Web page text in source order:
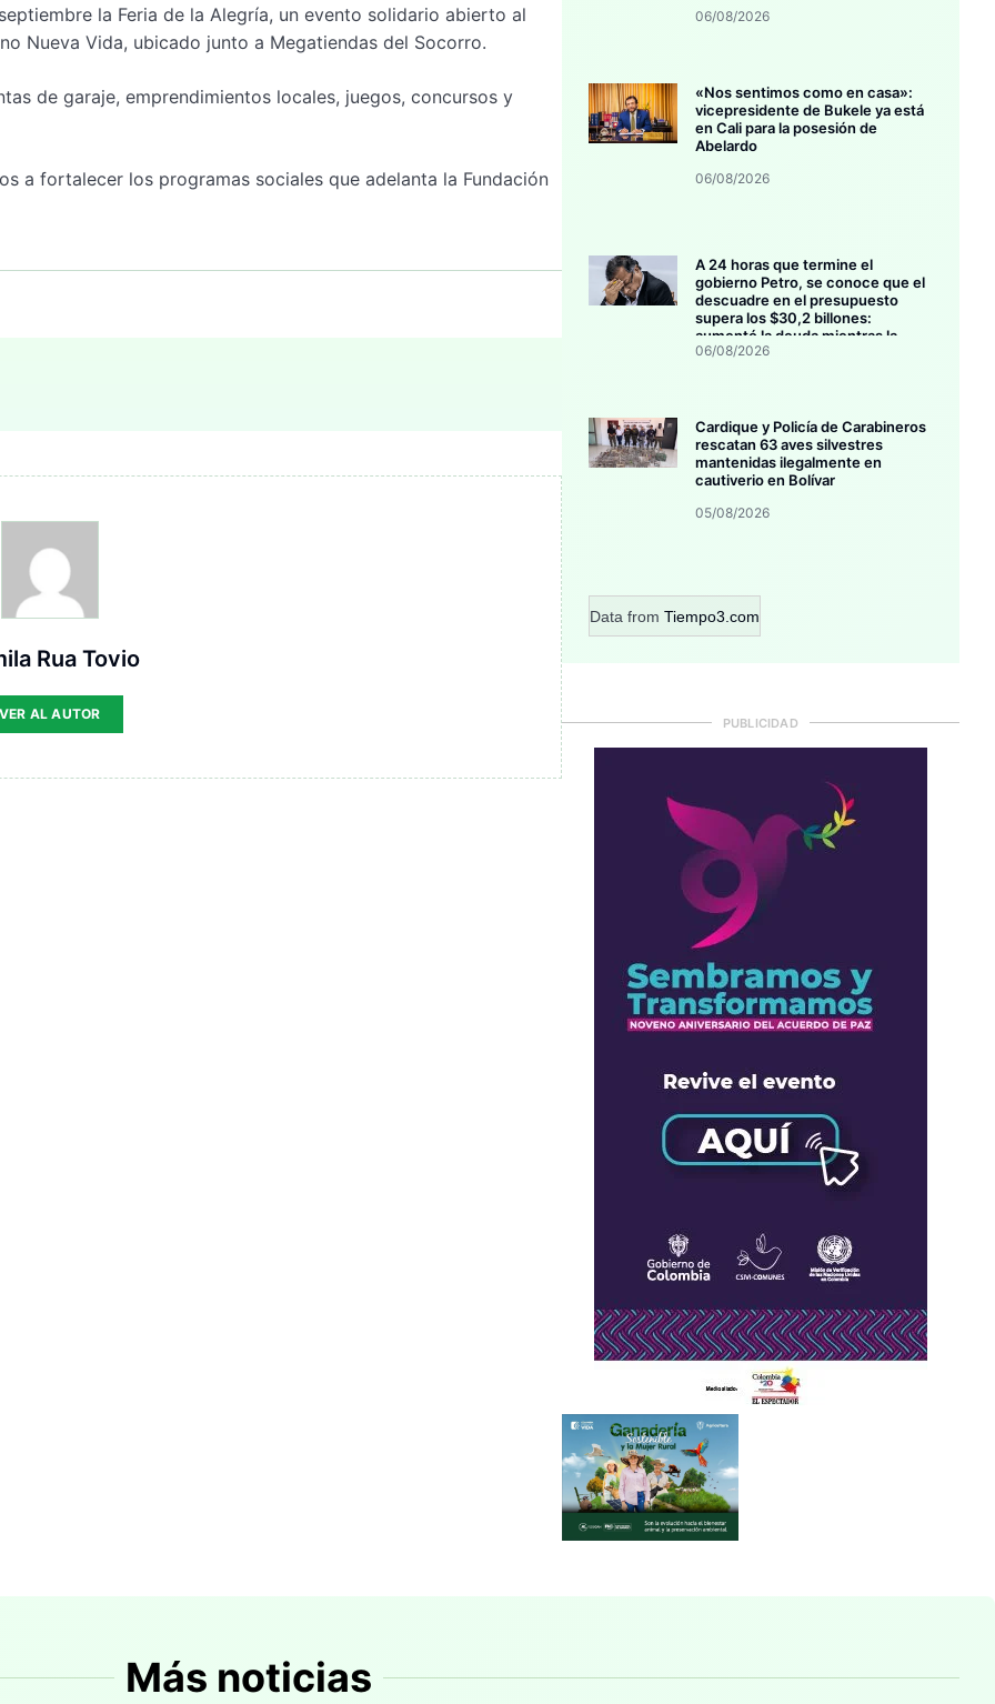
la Feria de la Alegría, un evento solidario abierto al
Nueva Vida, ubicado junto a Megatiendas del Socorro.
de garaje, emprendimientos locales, juegos, concursos y
a fortalecer los programas sociales que adelanta la Fundación
Rua Tovio
VER AL AUTOR
06/08/2026
«Nos sentimos como en casa»:
vicepresidente de Bukele ya está
en Cali para la posesión de
Abelardo
06/08/2026
A 24 horas que termine el
gobierno Petro, se conoce que el
descuadre en el presupuesto
supera los $30,2 billones:
aumentó la deuda mientras la
inversión se estanca
06/08/2026
Cardique y Policía de Carabineros
rescatan 63 aves silvestres
mantenidas ilegalmente en
cautiverio en Bolívar
05/08/2026
Data from Tiempo3.com
PUBLICIDAD
Más noticias